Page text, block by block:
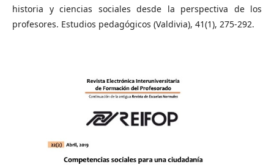
historia y ciencias sociales desde la perspectiva de los
profesores. Estudios pedagógicos (Valdivia), 41(1), 275-292.